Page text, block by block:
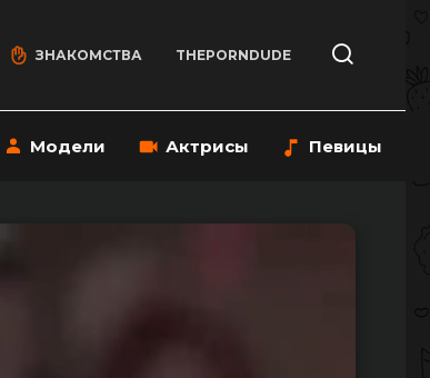
ЗНАКОМСТВА THEPORNDUDE
Модели Актрисы Певицы